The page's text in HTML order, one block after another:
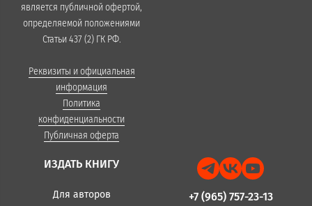
является публичной офертой,
определяемой положениями
Статьи 437 (2) ГК РФ.
Реквизиты и официальная
информация
Политика
конфиденциальности
Публичная оферта
ИЗДАТЬ КНИГУ
Для авторов
+7 (965) 757-23-13